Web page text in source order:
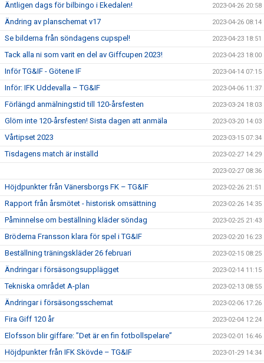
Äntligen dags för bilbingo i Ekedalen! 2023-04-26 20:58
Ändring av planschemat v17 2023-04-26 08:14
Se bilderna från söndagens cupspel! 2023-04-23 18:51
Tack alla ni som varit en del av Giffcupen 2023! 2023-04-23 18:00
Inför TG&IF - Götene IF 2023-04-14 07:15
Inför: IFK Uddevalla – TG&IF 2023-04-06 11:37
Förlängd anmälningstid till 120-årsfesten 2023-03-24 18:03
Glöm inte 120-årsfesten! Sista dagen att anmäla 2023-03-20 14:03
Vårtipset 2023 2023-03-15 07:34
Tisdagens match är inställd 2023-02-27 14:29
2023-02-27 08:36
Höjdpunkter från Vänersborgs FK – TG&IF 2023-02-26 21:51
Rapport från årsmötet - historisk omsättning 2023-02-26 14:35
Påminnelse om beställning kläder söndag 2023-02-25 21:43
Bröderna Fransson klara för spel i TG&IF 2023-02-20 16:23
Beställning träningskläder 26 februari 2023-02-15 08:25
Ändringar i försäsongsupplägget 2023-02-14 11:15
Tekniska området A-plan 2023-02-13 08:55
Ändringar i försäsongsschemat 2023-02-06 17:26
Fira Giff 120 år 2023-02-04 12:24
Elofsson blir giffare: ”Det är en fin fotbollspelare” 2023-02-01 16:46
Höjdpunkter från IFK Skövde – TG&IF 2023-01-29 14:34